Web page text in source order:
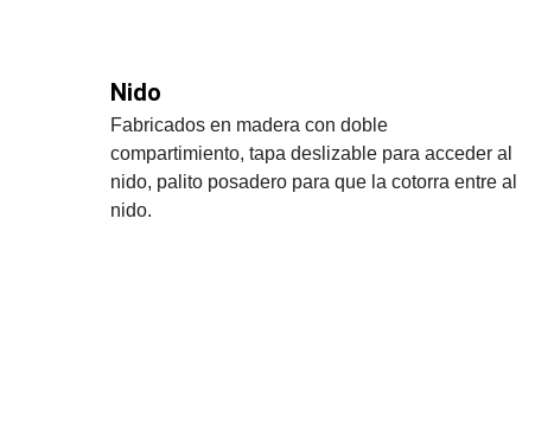
Nido
Fabricados en madera con doble
compartimiento, tapa deslizable para acceder al
nido, palito posadero para que la cotorra entre al
nido.